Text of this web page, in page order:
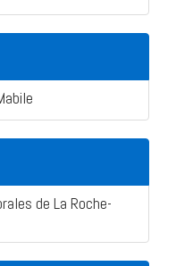
de La Roche-